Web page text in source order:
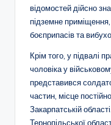
відомостей дійсно
підземне
боєприпасів та
Крім того, у підвалі
чоловіка у
представився
частин, місце
Закарпатській
Тернопільської